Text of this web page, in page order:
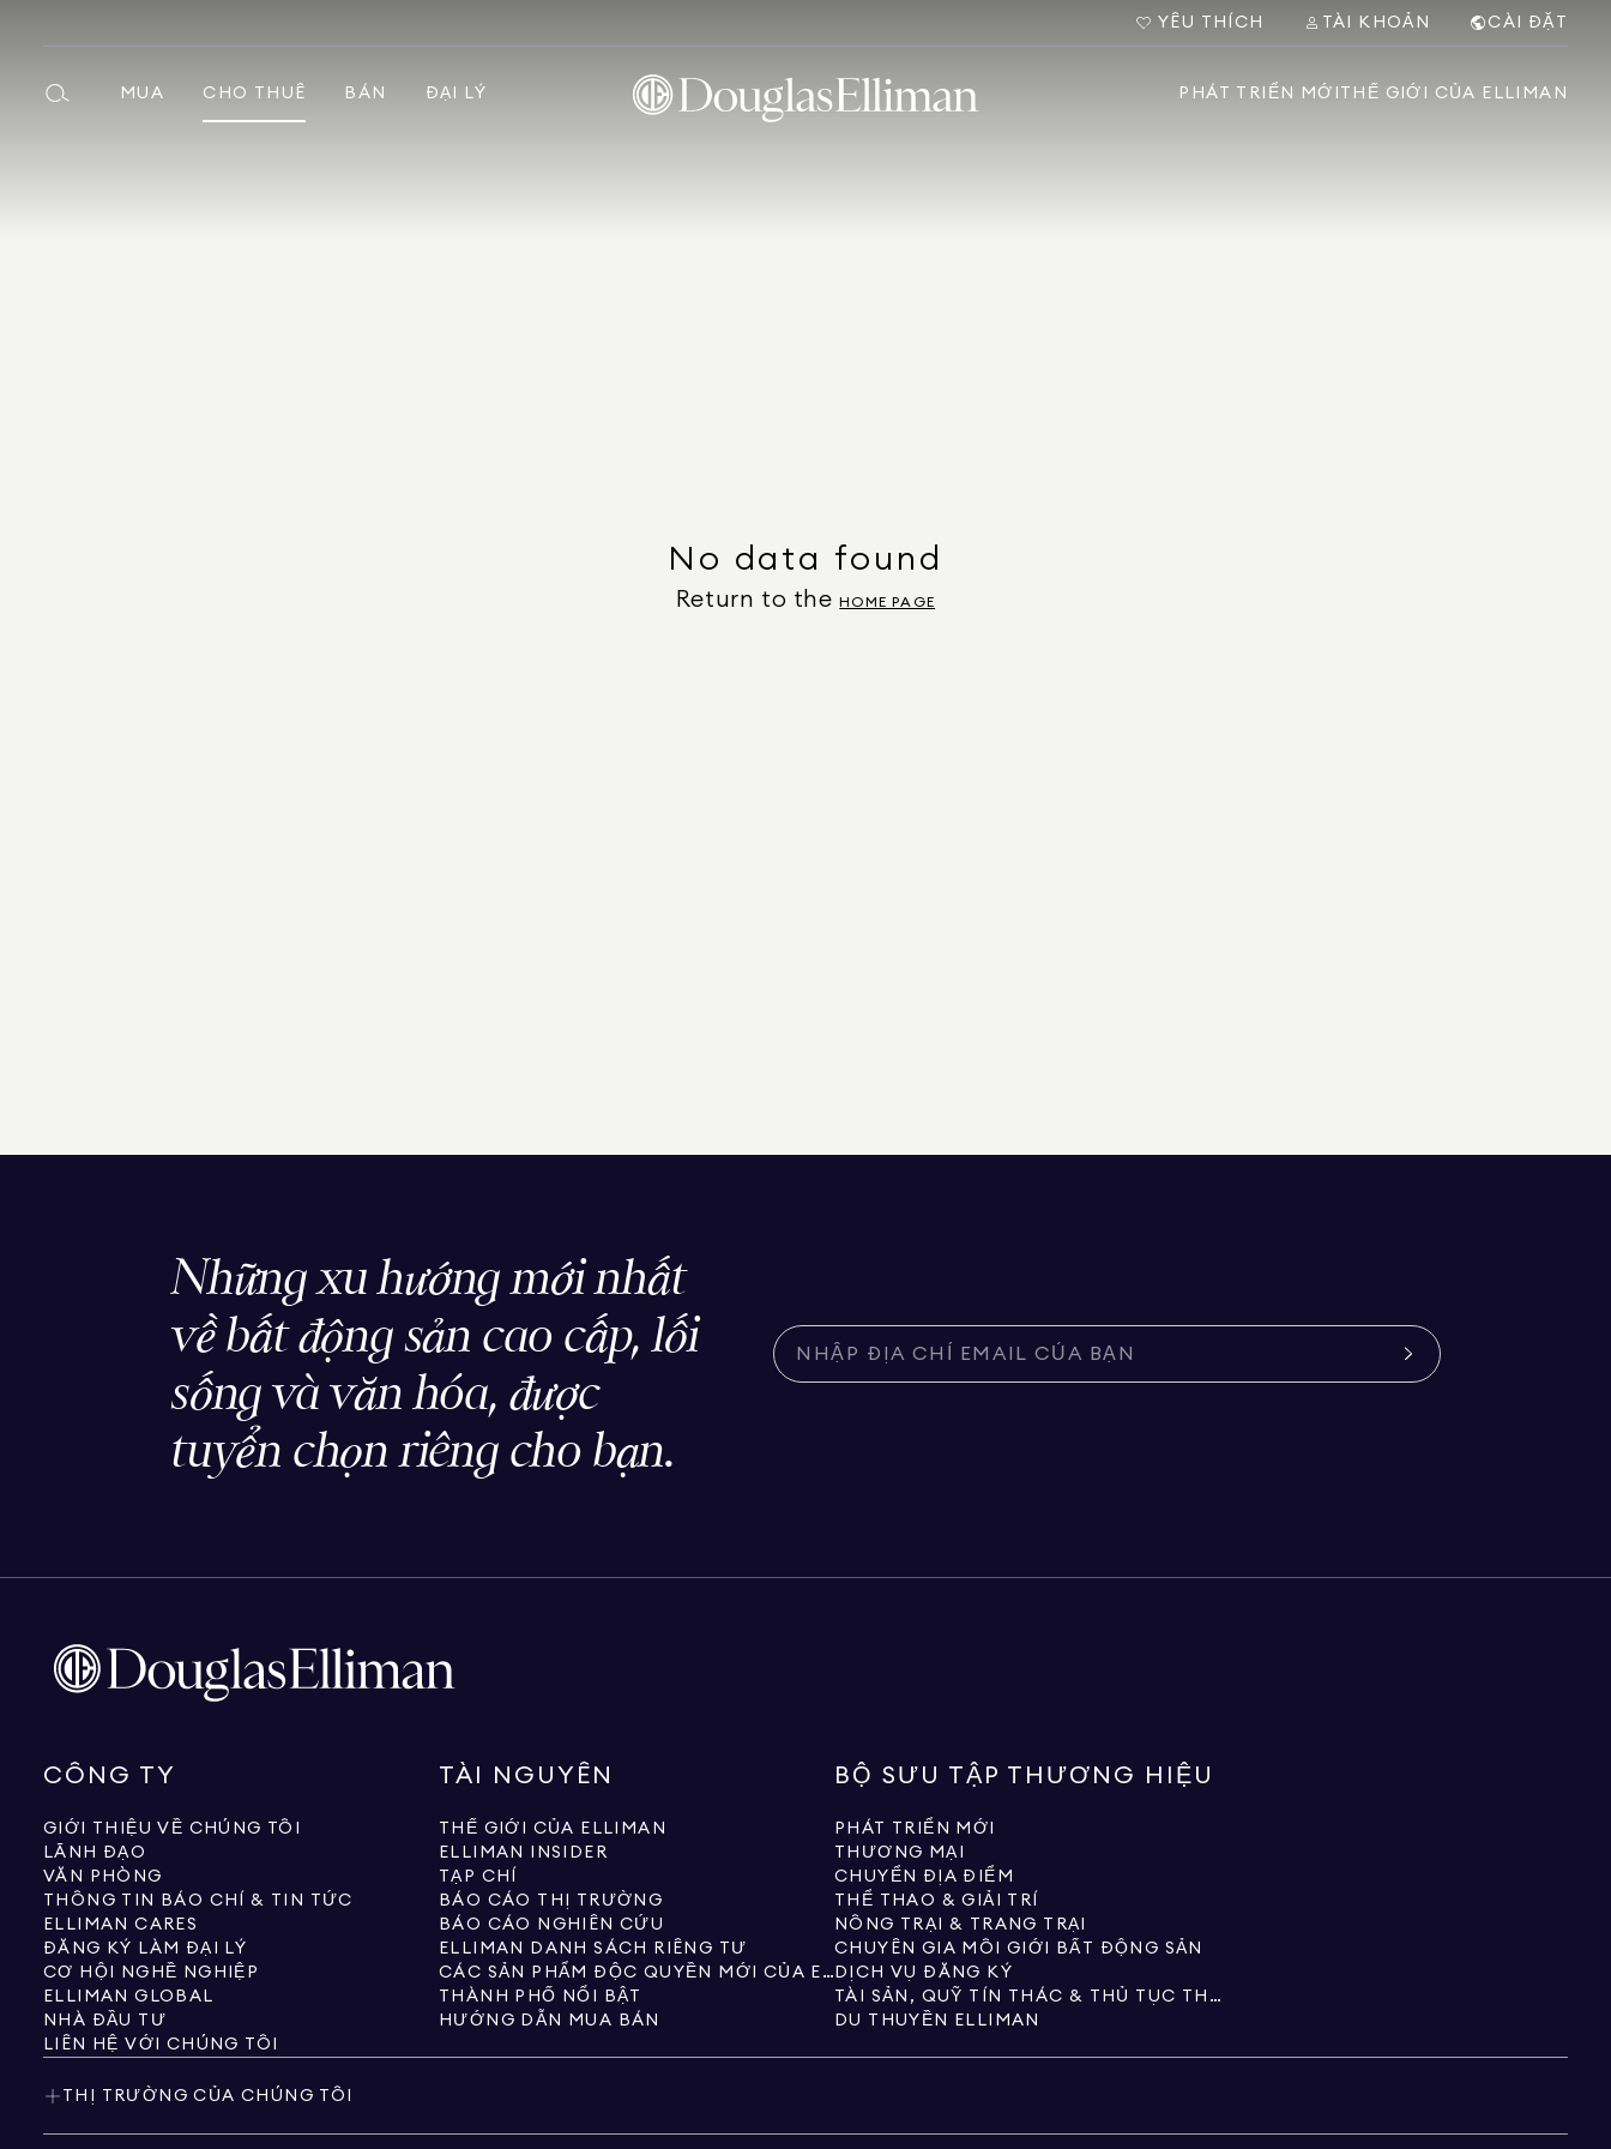
YÊU THÍCH TÀI KHOẢN CÀI ĐẶT
MUA CHO THUÊ BÁN ĐẠI LÝ PHÁT TRIỂN MỚI THẾ GIỚI CỦA ELLIMAN
No data found
Return to the HOME PAGE
Những xu hướng mới nhất
về bất động sản cao cấp, lối
sống và văn hóa, được
tuyển chọn riêng cho bạn.
CÔNG TY
GIỚI THIỆU VỀ CHÚNG TÔI
LÃNH ĐẠO
VĂN PHÒNG
THÔNG TIN BÁO CHÍ & TIN TỨC
ELLIMAN CARES
ĐĂNG KÝ LÀM ĐẠI LÝ
CƠ HỘI NGHỀ NGHIỆP
ELLIMAN GLOBAL
NHÀ ĐẦU TƯ
LIÊN HỆ VỚI CHÚNG TÔI
TÀI NGUYÊN
THẾ GIỚI CỦA ELLIMAN
ELLIMAN INSIDER
TẠP CHÍ
BÁO CÁO THỊ TRƯỜNG
BÁO CÁO NGHIÊN CỨU
ELLIMAN DANH SÁCH RIÊNG TƯ
CÁC SẢN PHẨM ĐỘC QUYỀN MỚI CỦA ELLIMAN
THÀNH PHỐ NỔI BẬT
HƯỚNG DẪN MUA BÁN
BỘ SƯU TẬP THƯƠNG HIỆU
PHÁT TRIỂN MỚI
THƯƠNG MẠI
CHUYỂN ĐỊA ĐIỂM
THỂ THAO & GIẢI TRÍ
NÔNG TRẠI & TRANG TRẠI
CHUYÊN GIA MÔI GIỚI BẤT ĐỘNG SẢN
DỊCH VỤ ĐĂNG KÝ
TÀI SẢN, QUỸ TÍN THÁC & THỦ TỤC THỪA KẾ
DU THUYỀN ELLIMAN
THỊ TRƯỜNG CỦA CHÚNG TÔI